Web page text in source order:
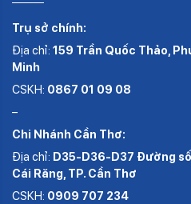
Trụ sở chính:
Địa chỉ: 159 Trần Quốc Thảo,
Minh
CSKH: 0867 01 09 08
–
Chi Nhánh Cần Thơ:
Địa chỉ: D35-D36-D37 Đường số
Cái Răng, TP. Cần Thơ
CSKH: 0909 707 234